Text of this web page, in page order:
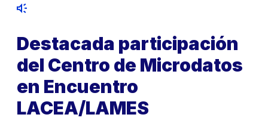
Destacada participación
del Centro de Microdatos
en Encuentro
LACEA/LAMES